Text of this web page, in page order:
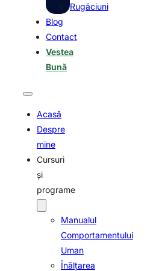
Rugăciuni
Blog
Contact
Vestea
Bună
Acasă
Despre
mine
Cursuri
şi
programe
Manualul
Comportamentului
Uman
Înălţarea